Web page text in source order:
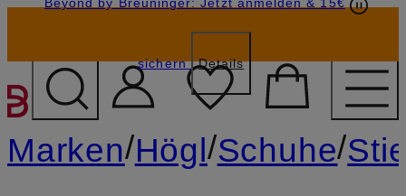
ZUM HAUPTINHALT
sichern Details
GESCHENK20
Marken/Högl/Schuhe/